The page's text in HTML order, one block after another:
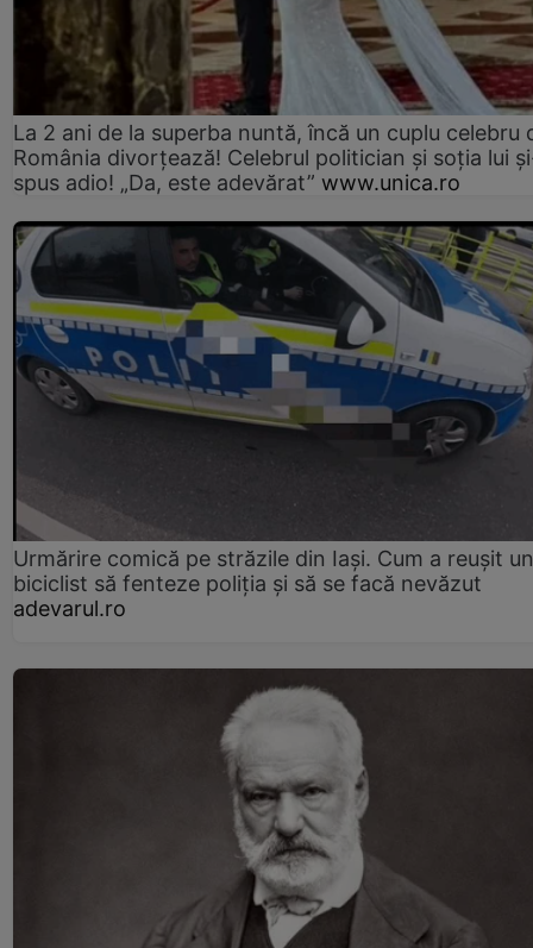
La 2 ani de la superba nuntă, încă un cuplu celebru
România divorțează! Celebrul politician și soția lui
spus adio! „Da, este adevărat” www.unica.ro
Urmărire comică pe străzile din Iași. Cum a reușit un
biciclist să fenteze poliția și să se facă nevăzut
adevarul.ro